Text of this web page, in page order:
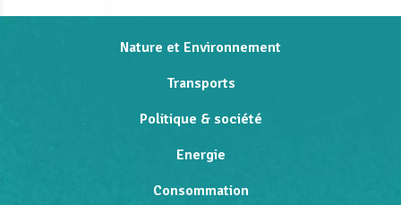
Nature et Environnement
Transports
Politique & société
Energie
Consommation